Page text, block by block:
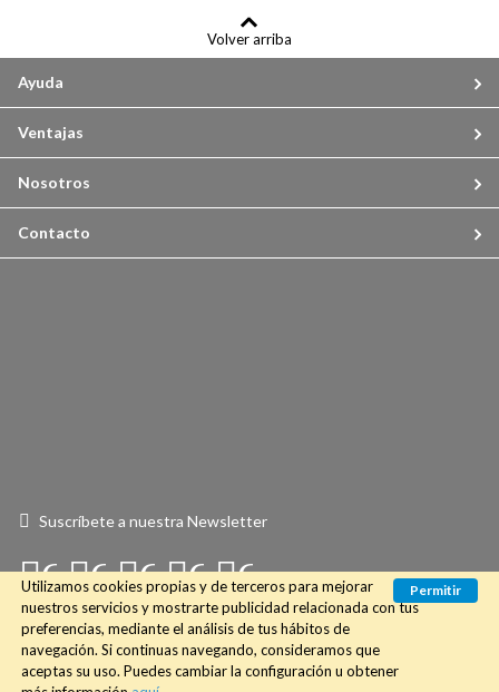
Volver arriba
Ayuda
Ventajas
Nosotros
Contacto
Suscríbete a nuestra Newsletter
Connect
with
Us
Connect
with
Us
Connect
with
Us
Connect
with
Us
Connect
with
Us
© 2018 Desssliza3.com. Todos los derechos reservados.
Utilizamos cookies propias y de terceros para mejorar
nuestros servicios y mostrarte publicidad relacionada con tus
preferencias, mediante el análisis de tus hábitos de
navegación. Si continuas navegando, consideramos que
aceptas su uso. Puedes cambiar la configuración u obtener
Permitir